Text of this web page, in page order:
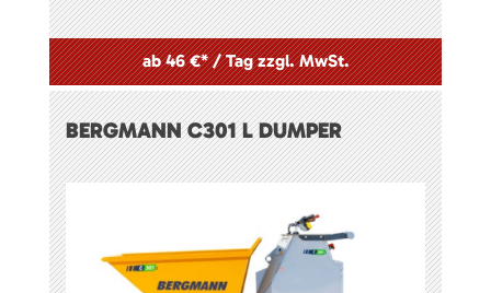
ab 46 €* / Tag zzgl. MwSt.
BERGMANN C301 L DUMPER